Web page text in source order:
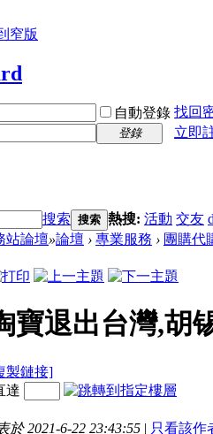
窄版
自動登錄 找回
登錄
立即
搜索 搜索 熱搜: 活動 交友
站論壇»論壇 › 專業服務 › 團購代
寶退出台灣,胡
製鏈接]
達
於 2021-6-22 23:43:55 | 只看該作